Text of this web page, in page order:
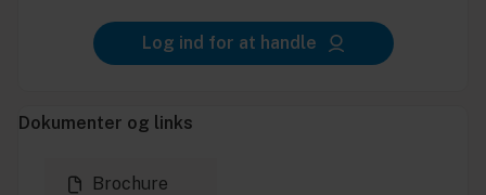
Log ind for at handle
Dokumenter og links
Brochure